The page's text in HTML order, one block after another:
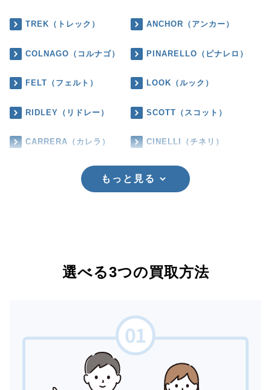
TREK（トレック） ANCHOR（アンカー）
COLNAGO（コルナゴ） PINARELLO（ピナレロ）
FELT（フェルト） LOOK（ルック）
RIDLEY（リドレー） SCOTT（スコット）
CARRERA（カレラ） CINELLI（チネリ）
もっと見る
選べる3つの買取方法